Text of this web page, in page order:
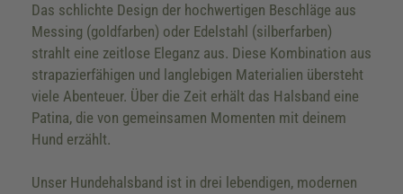
Das schlichte Design der hochwertigen Beschläge aus
Messing (goldfarben) oder Edelstahl (silberfarben)
strahlt eine zeitlose Eleganz aus. Diese Kombination aus
strapazierfähigen und langlebigen Materialien übersteht
viele Abenteuer. Über die Zeit erhält das Halsband eine
Patina, die von gemeinsamen Momenten mit deinem
Hund erzählt.
Unser Hundehalsband ist in drei lebendigen, modernen